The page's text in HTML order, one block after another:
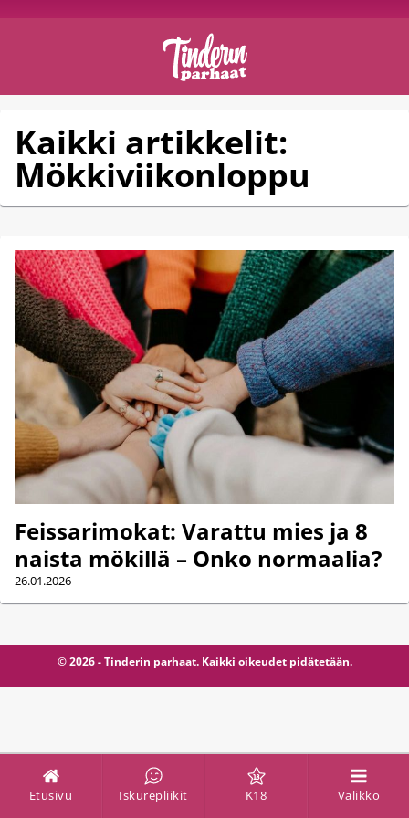
Etusivu Iskurepliikit K18 Valikko
Kaikki artikkelit:
Mökkiviikonloppu
Feissarimokat: Varattu mies ja 8
naista mökillä – Onko normaalia?
26.01.2026
© 2026 - Tinderin parhaat. Kaikki oikeudet pidätetään.